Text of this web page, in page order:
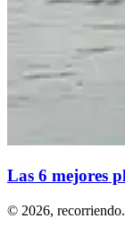
Las 6 mejores
© 2026,